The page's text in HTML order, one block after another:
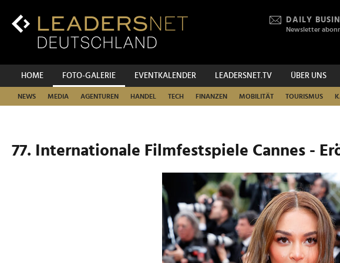
Inhalt
Hauptnavigation
DAILY
Newsletter
HOME FOTO-GALERIE EVENTKALENDER LEADERSNET.TV ÜBER UNS
NEWS MEDIA AGENTUREN HANDEL TECH FINANZEN MOBILITÄT TOURISMUS
77. Internationale Filmfestspiele Cannes -